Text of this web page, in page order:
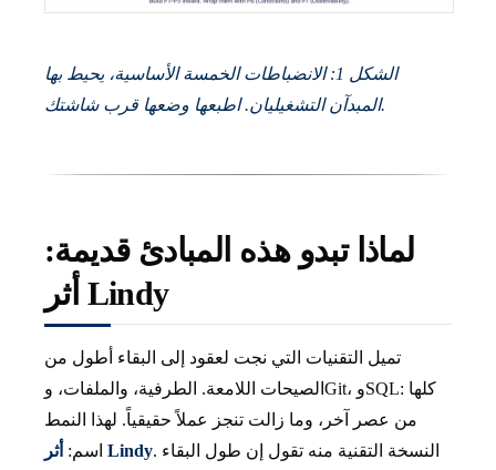
الشكل 1: الانضباطات الخمسة الأساسية، يحيط بها
المبدآن التشغيليان. اطبعها وضعها قرب شاشتك.
لماذا تبدو هذه المبادئ قديمة:
أثر Lindy
تميل التقنيات التي نجت لعقود إلى البقاء أطول من
الصيحات اللامعة. الطرفية، والملفات، وGit، وSQL: كلها
من عصر آخر، وما زالت تنجز عملاً حقيقياً. لهذا النمط
اسم: أثر Lindy. النسخة التقنية منه تقول إن طول البقاء